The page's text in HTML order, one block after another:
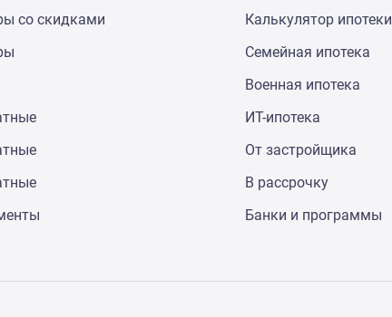
со скидками
Калькулятор ипотеки
Семейная ипотека
Военная ипотека
ИТ-ипотека
От застройщика
В рассрочку
Банки и программы